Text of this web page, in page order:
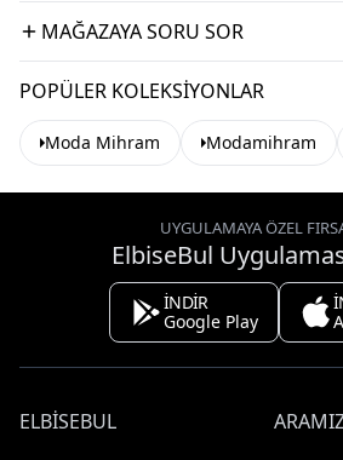
MAĞAZAYA SORU SOR
POPÜLER KOLEKSIYONLAR
Moda Mihram Modamihram
UYGULAMAYA ÖZEL
ElbiseBul
İNDİR
Google Play
ELBISEBUL